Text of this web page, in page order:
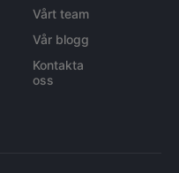
Vårt team
Vår blogg
Kontakta
oss